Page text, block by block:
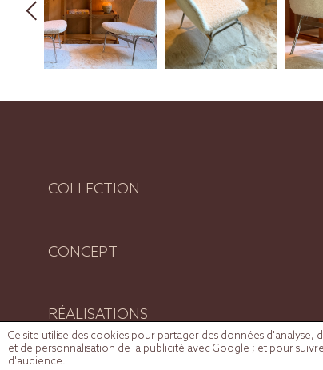
COLLECTION
CONCEPT
RÉALISATIONS
Ce site utilise des cookies pour partager des données d'analyse,
et de personnalisation de la publicité avec Google ; et pour
d'audience.